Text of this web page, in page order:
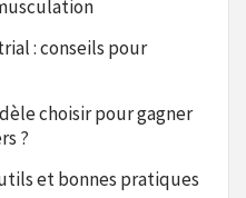
: conseils pour
choisir pour gagner
?
et bonnes pratiques